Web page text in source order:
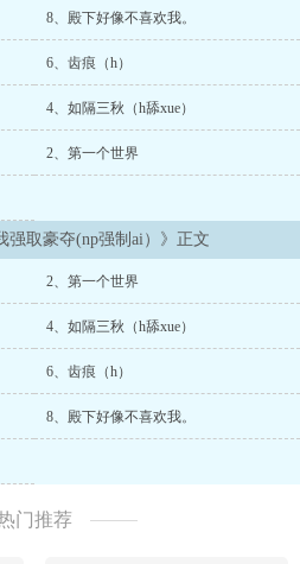
马vs敌国太子vs忠犬绿茶男宠??残暴
蠢萌小普女，无闪光点，纯怕死。男
线。排雷：可能会有穿入bl世界中然
男主之间无暧昧无感情纯恨纯雄竞，
有部分章节/世界轻微虐女/男，如果
。喜欢的话可以多留言评论！很ai看
8、殿下好像不喜欢我。
6、齿痕（h）
4、如隔三秋（h舔xue）
2、第一个世界
强取豪夺(np强制ai）》正文
2、第一个世界
4、如隔三秋（h舔xue）
6、齿痕（h）
8、殿下好像不喜欢我。
门推荐